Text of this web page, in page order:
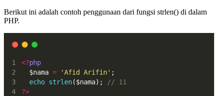
Berikut ini adalah contoh penggunaan dari fungsi strlen() di dalam
PHP.
<?php
  $nama
= 'Afid Arifin' ;
echo strlen($nama);
// 11
?>